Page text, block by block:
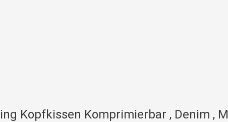
Kopfkissen Komprimierbar , Denim , M